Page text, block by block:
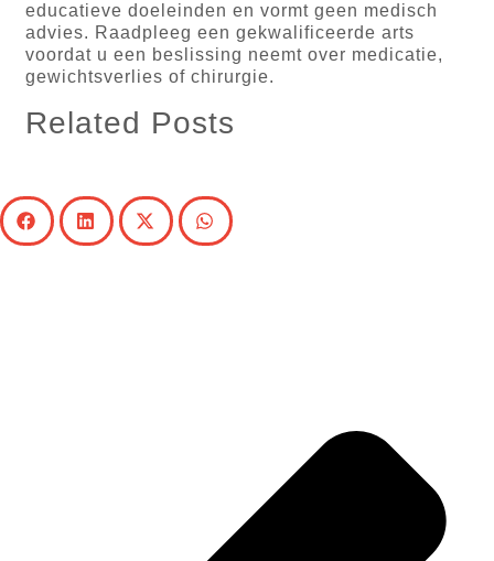
educatieve doeleinden en vormt geen medisch
advies. Raadpleeg een gekwalificeerde arts
voordat u een beslissing neemt over medicatie,
gewichtsverlies of chirurgie.
Related Posts